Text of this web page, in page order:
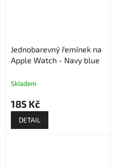
Jednobarevný řemínek na
Apple Watch - Navy blue
Skladem
185 Kč
DETAIL